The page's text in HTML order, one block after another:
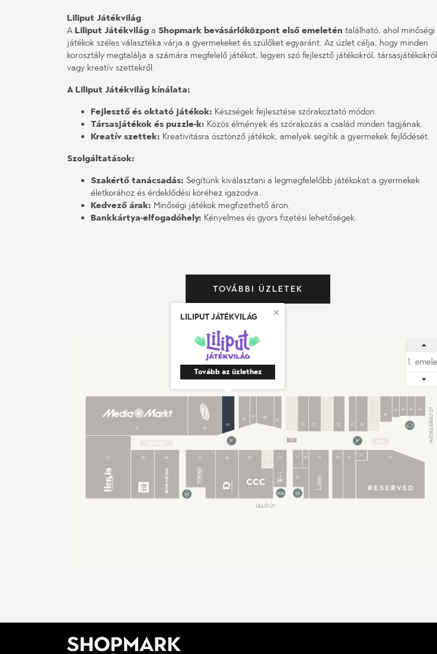
Liliput Játékvilág
A Liliput Játékvilág a Shopmark bevásárlóközpont első emeletén található, ahol minőségi
játékok széles választéka várja a gyermekeket és szülőket egyaránt. Az üzlet célja, hogy minden
korosztály megtalálja a számára megfelelő játékot, legyen szó fejlesztő játékokról, társasjátékokról
vagy kreatív szettekről.
A Liliput Játékvilág kínálata:
Fejlesztő és oktató játékok: Készségek fejlesztése szórakoztató módon.
Társasjátékok és puzzle-k: Közös élmények és szórakozás a család minden tagjának.
Kreatív szettek: Kreativitásra ösztönző játékok, amelyek segítik a gyermekek fejlődését.
Szolgáltatások:
Szakértő tanácsadás: Segítünk kiválasztani a legmegfelelőbb játékokat a gyermekek
életkorához és érdeklődési köréhez igazodva.
Kedvező árak: Minőségi játékok megfizethető áron.
Bankkártya-elfogadóhely: Kényelmes és gyors fizetési lehetőségek.
TOVÁBBI ÜZLETEK
ÜLLŐI ÚT
MÁTYÁS KIRÁLY ÚT
ADY ENDRE ÚT
42
43
44
45
46
48
49
50
52
53
55
56
57
58
59
60
61
62 63 64 65 66 67 69
70
71 72 73 74 75
76
77
K6
Liliput Játékvilág
Tovább az üzlethez